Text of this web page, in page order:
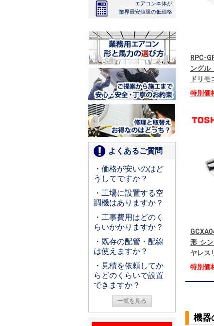
エアコン本体が
業界最安値級の低価格
よくあるご質問
・価格が安いのはど
うしてですか？
・工場に設置する空
調機はありますか？
・工事費用はどのく
らいかかりますか？
・既存の配管・配線
は使えますか？
・見積を依頼してか
らどのくらいで設置
できますか？
一覧を見る
RPC-
ングル
ドリモ
特別価
形 シ
ヤレス
特別価
機器